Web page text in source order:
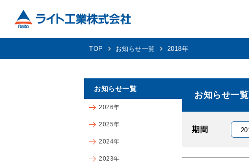
TOP お知らせ一覧 2018年
お知らせ一覧
2026年
2025年
2024年
2023年
お知らせ一覧
期間